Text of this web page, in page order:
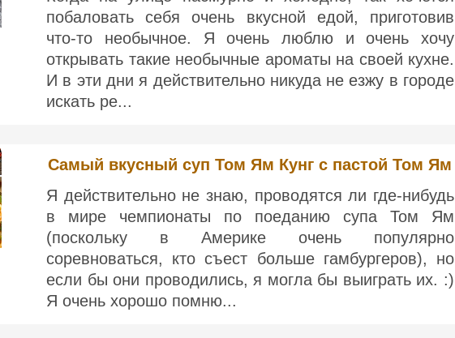
побаловать себя очень вкусной едой, приготовив
что-то необычное. Я очень люблю и очень хочу
открывать такие необычные ароматы на своей кухне.
И в эти дни я действительно никуда не езжу в городе
искать ре...
Самый вкусный суп Том Ям Кунг с пастой Том Ям
Я действительно не знаю, проводятся ли где-нибудь
в мире чемпионаты по поеданию супа Том Ям
(поскольку в Америке очень популярно
соревноваться, кто съест больше гамбургеров), но
если бы они проводились, я могла бы выиграть их. :)
Я очень хорошо помню...